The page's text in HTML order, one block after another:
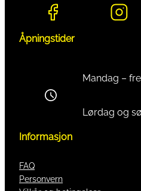
Åpningstider
Mandag –
Lørdag og
Informasjon
FAQ
Personvern